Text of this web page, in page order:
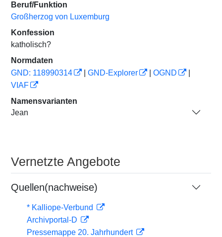
Beruf/Funktion
Großherzog von Luxemburg
Konfession
katholisch?
Normdaten
GND: 118990314
GND-Explorer OGND
VIAF
Namensvarianten
Jean
Vernetzte Angebote
Quellen(nachweise)
* Kalliope-Verbund
Archivportal-D
Pressemappe 20. Jahrhundert